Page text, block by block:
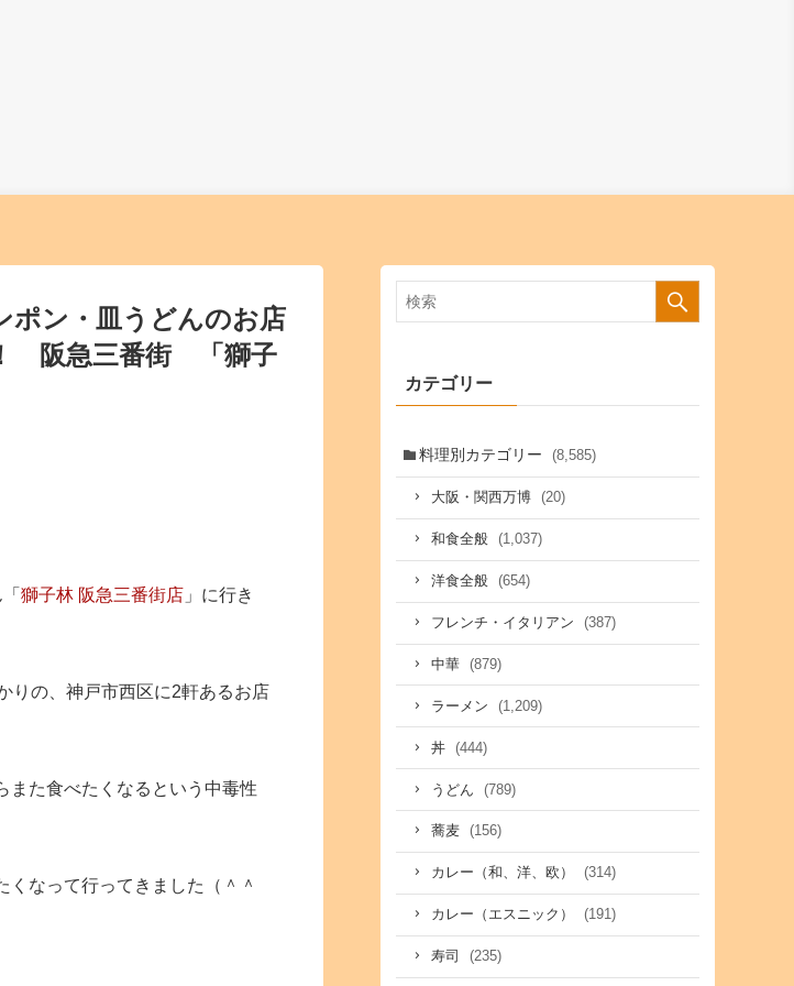
ポン・皿うどんのお店
阪急三番街 「獅子
獅子林 阪急三番街店 」に行き
りの、神戸市西区に2軒あるお店
また食べたくなるという中毒性
なって行ってきました（＾＾
カテゴリー
料理別カテゴリー (8,585)
大阪・関西万博 (20)
和食全般 (1,037)
洋食全般 (654)
フレンチ・イタリアン (387)
中華 (879)
ラーメン (1,209)
丼 (444)
うどん (789)
蕎麦 (156)
カレー（和、洋、欧） (314)
カレー（エスニック） (191)
寿司 (235)